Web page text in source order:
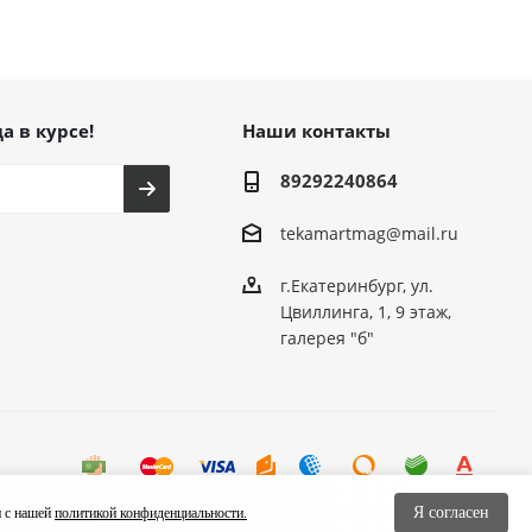
в курсе! Наши контакты
89292240864
tekamartmag@mail.ru
г.Екатеринбург, ул.
Цвиллинга, 1, 9 этаж,
галерея "б"
с нашей политикой конфиденциальности. Я согласен